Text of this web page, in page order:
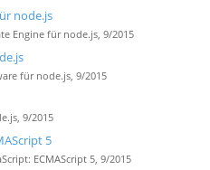
node.js
Engine für node.js, 9/2015
für node.js, 9/2015
9/2015
5
ECMAScript 5, 9/2015